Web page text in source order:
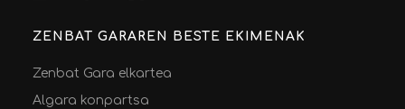
ZENBAT GARAREN BESTE EKIMENAK
Zenbat Gara elkartea
Algara konpartsa